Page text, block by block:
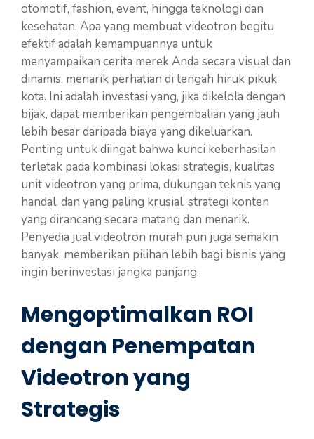
otomotif, fashion, event, hingga teknologi dan
kesehatan. Apa yang membuat videotron begitu
efektif adalah kemampuannya untuk
menyampaikan cerita merek Anda secara visual dan
dinamis, menarik perhatian di tengah hiruk pikuk
kota. Ini adalah investasi yang, jika dikelola dengan
bijak, dapat memberikan pengembalian yang jauh
lebih besar daripada biaya yang dikeluarkan.
Penting untuk diingat bahwa kunci keberhasilan
terletak pada kombinasi lokasi strategis, kualitas
unit videotron yang prima, dukungan teknis yang
handal, dan yang paling krusial, strategi konten
yang dirancang secara matang dan menarik.
Penyedia jual videotron murah pun juga semakin
banyak, memberikan pilihan lebih bagi bisnis yang
ingin berinvestasi jangka panjang.
Mengoptimalkan ROI
dengan Penempatan
Videotron yang
Strategis